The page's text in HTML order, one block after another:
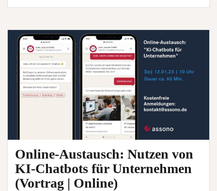
Online-Austausch: Nutzen von
KI-Chatbots für Unternehmen
(Vortrag | Online)